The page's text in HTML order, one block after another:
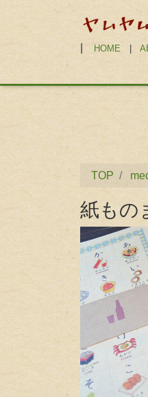
HOME
TOP
紙もの